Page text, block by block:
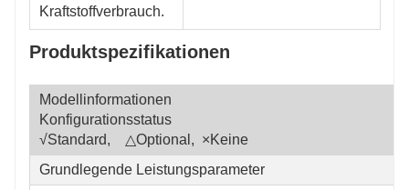
Kraftstoffverbrauch.
Produktspezifikationen
Modellinformationen
Konfigurationsstatus
√Standard, △Optional, ×Keine
Grundlegende Leistungsparameter